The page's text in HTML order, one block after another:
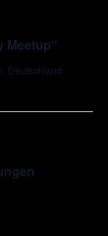
Meetup“
Deutschland